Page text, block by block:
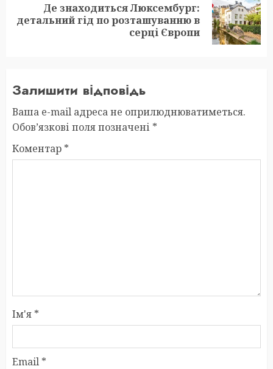
Next
Де знаходиться Люксембург:
детальний гід по розташуванню в
серці Європи
Залишити відповідь
Ваша e-mail адреса не оприлюднюватиметься.
Обов’язкові поля позначені *
Коментар *
Ім'я *
Email *